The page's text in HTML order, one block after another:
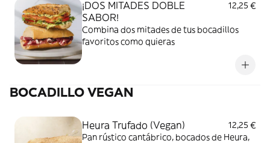
¡DOS MITADES DOBLE
SABOR!
12,25 €
Combina dos mitades de tus bocadillos
favoritos como quieras
BOCADILLO VEGAN
Heura Trufado (Vegan)
12,25 €
Pan rústico cantábrico, bocados de Heura,